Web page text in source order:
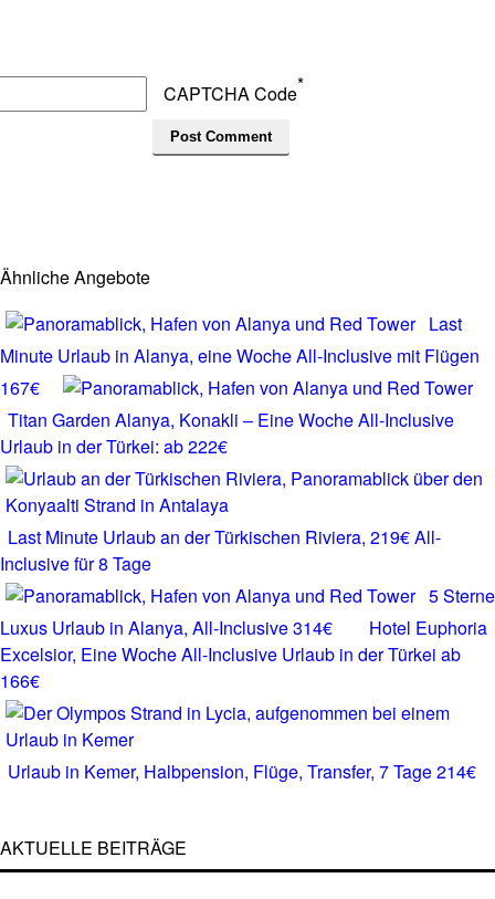
CAPTCHA Code*
Ähnliche Angebote
Last
Minute Urlaub in Alanya, eine Woche All-Inclusive mit Flügen
167€
Titan Garden Alanya, Konakli – Eine Woche All-Inclusive
Urlaub in der Türkei: ab 222€
Last Minute Urlaub an der Türkischen Riviera, 219€ All-
Inclusive für 8 Tage
5 Sterne
Luxus Urlaub in Alanya, All-Inclusive 314€
Hotel Euphoria
Excelsior, Eine Woche All-Inclusive Urlaub in der Türkei ab
166€
Urlaub in Kemer, Halbpension, Flüge, Transfer, 7 Tage 214€
AKTUELLE BEITRÄGE